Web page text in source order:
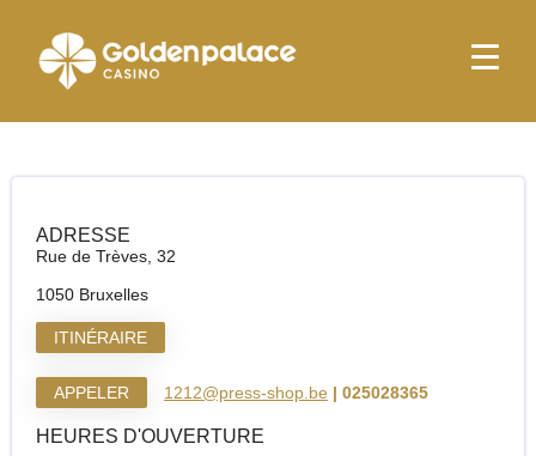
page d'accueil
ADRESSE
Rue de Trèves, 32
1050 Bruxelles
ITINÉRAIRE
APPELER 1212@press-shop.be | 025028365
HEURES D'OUVERTURE